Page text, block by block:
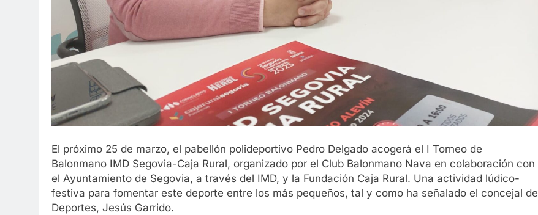
El próximo 25 de marzo, el pabellón polideportivo Pedro Delgado acogerá el I Torneo de
Balonmano IMD Segovia-Caja Rural, organizado por el Club Balonmano Nava en colaboración con
el Ayuntamiento de Segovia, a través del IMD, y la Fundación Caja Rural. Una actividad lúdico-
festiva para fomentar este deporte entre los más pequeños, tal y como ha señalado el concejal de
Deportes, Jesús Garrido.